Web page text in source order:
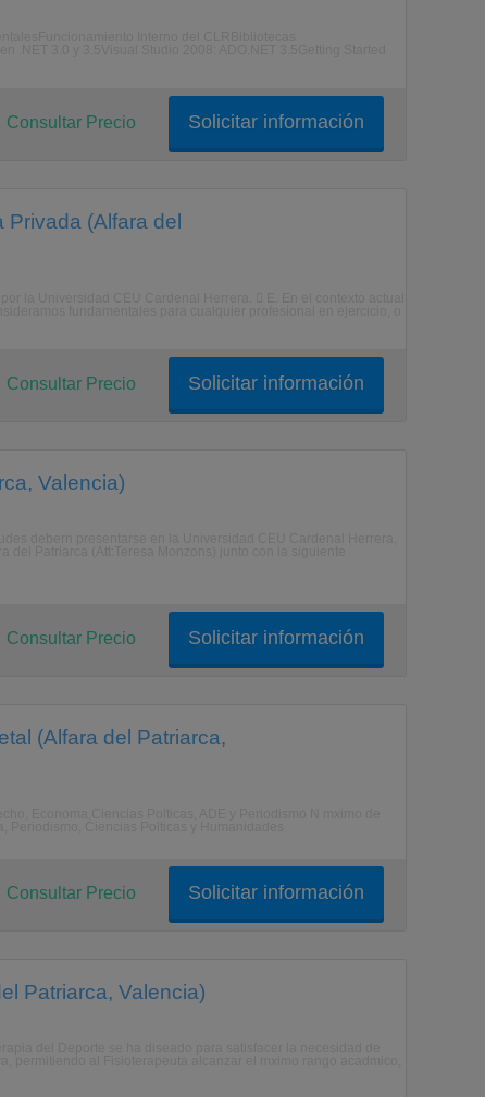
Solicitar información
Consultar Precio
Privada (Alfara del
Solicitar información
Consultar Precio
Valencia)
Solicitar información
Consultar Precio
(Alfara del Patriarca,
Solicitar información
Consultar Precio
Patriarca, Valencia)